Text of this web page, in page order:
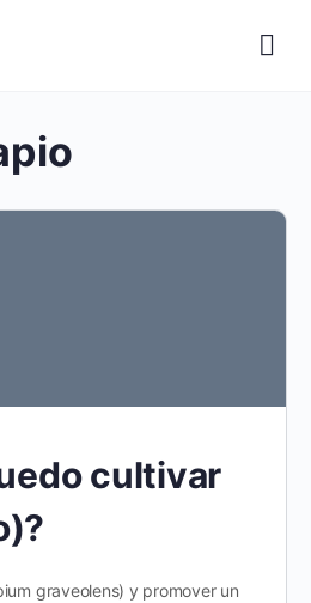
cultivar
graveolens) y promover un